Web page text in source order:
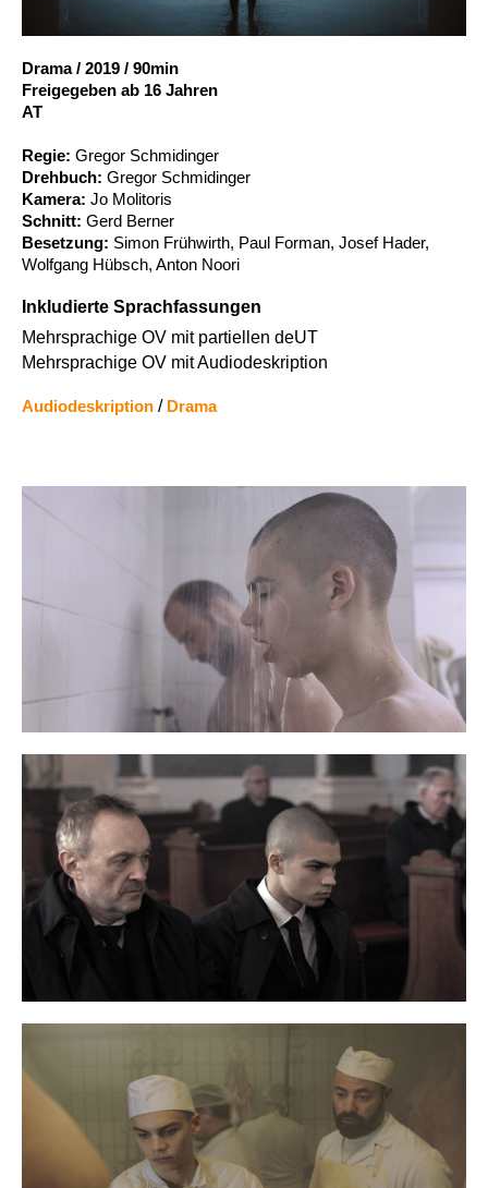
Account
Drama / 2019 / 90min
Freigegeben ab 16 Jahren
AT
Regie: Gregor Schmidinger
Drehbuch: Gregor Schmidinger
Kamera: Jo Molitoris
Schnitt: Gerd Berner
Besetzung: Simon Frühwirth, Paul Forman, Josef Hader,
Wolfgang Hübsch, Anton Noori
Inkludierte Sprachfassungen
Mehrsprachige OV mit partiellen deUT
Mehrsprachige OV mit Audiodeskription
Audiodeskription / Drama